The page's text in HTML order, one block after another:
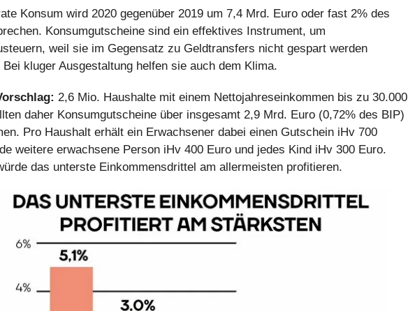
Konsum wird 2020 gegenüber 2019 um 7,4 Mrd. Euro oder fast 2% des
Konsumgutscheine sind ein effektives Instrument, um
weil sie im Gegensatz zu Geldtransfers nicht gespart werden
Bei kluger Ausgestaltung helfen sie auch dem Klima.
2,6 Mio. Haushalte mit einem Nettojahreseinkommen bis zu 30.000
daher Konsumgutscheine über insgesamt 2,9 Mrd. Euro (0,72% des BIP)
Pro Haushalt erhält ein Erwachsener dabei einen Gutschein iHv 700
weitere erwachsene Person iHv 400 Euro und jedes Kind iHv 300 Euro.
das unterste Einkommensdrittel am allermeisten profitieren.